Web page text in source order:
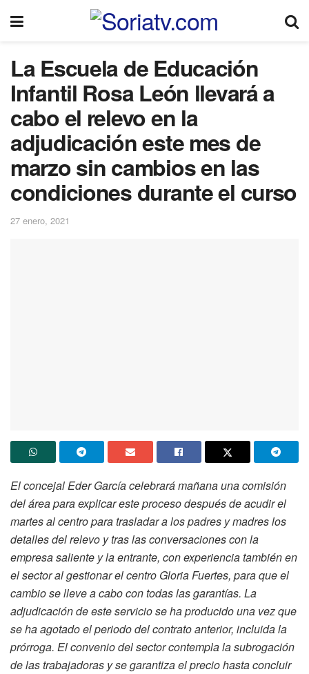
La Escuela de Educación
Infantil Rosa León llevará a
cabo el relevo en la
adjudicación este mes de
marzo sin cambios en las
condiciones durante el curso
27 enero, 2021
El concejal Eder García celebrará mañana una comisión
del área para explicar este proceso después de acudir el
martes al centro para trasladar a los padres y madres los
detalles del relevo y tras las conversaciones con la
empresa saliente y la entrante, con experiencia también en
el sector al gestionar el centro Gloria Fuertes, para que el
cambio se lleve a cabo con todas las garantías. La
adjudicación de este servicio se ha producido una vez que
se ha agotado el periodo del contrato anterior, incluida la
prórroga. El convenio del sector contempla la subrogación
de las trabajadoras y se garantiza el precio hasta concluir